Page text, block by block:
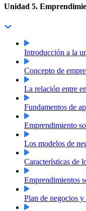
Unidad 5.
Introducción a la
Concepto de
La relación entre
Fundamentos de
Emprendimiento
Los modelos de
Características de
Emprendimientos
Plan de negocios